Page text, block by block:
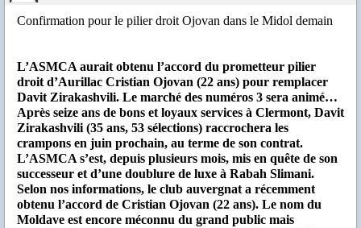
Confirmation pour le pilier droit Ojovan dans le Midol demain
L’ASMCA aurait obtenu l’accord du prometteur pilier
droit d’Aurillac Cristian Ojovan (22 ans) pour remplacer
Davit Zirakashvili. Le marché des numéros 3 sera animé…
Après seize ans de bons et loyaux services à Clermont, Davit
Zirakashvili (35 ans, 53 sélections) raccrochera les
crampons en juin prochain, au terme de son contrat.
L’ASMCA s’est, depuis plusieurs mois, mis en quête de son
successeur et d’une doublure de luxe à Rabah Slimani.
Selon nos informations, le club auvergnat a récemment
obtenu l’accord de Cristian Ojovan (22 ans). Le nom du
Moldave est encore méconnu du grand public mais